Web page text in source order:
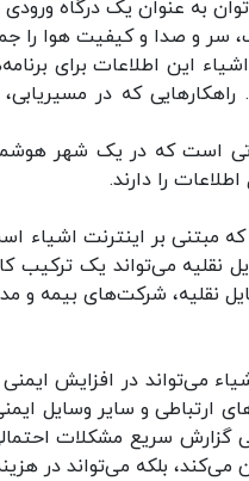
به عنوان یک درگاه
سر و صدا و کیفیت هوا را
این اطلاعات برای
راهکارهایی که در
است که در یک شهر
را دارند.
نقلیه می‌تواند یک ترکیب
نقلیه، شرکت‌های بیمه
می‌تواند در افزایش
ارتباطی و سایر وسایل
گزارش سریع مشکلات
می‌کند، بلکه می‌تواند در